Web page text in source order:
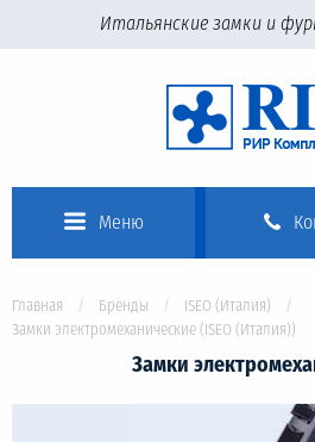
Итальянские замки и
Меню
Главная Бренды
ISEO (Италия)
Замки электромеханические (ISEO (Италия))
Замки